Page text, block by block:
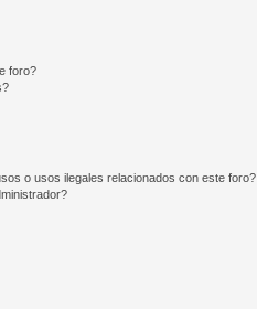
foro?
o usos ilegales relacionados con este foro?